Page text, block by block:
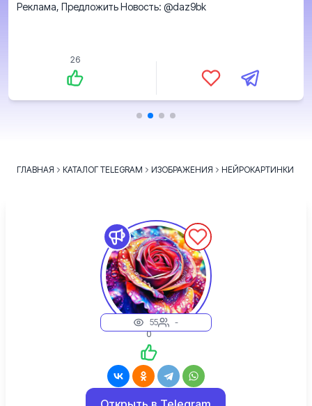
Реклама, Предложить Новость: @daz9bk
26
ГЛАВНАЯ КАТАЛОГ TELEGRAM ИЗОБРАЖЕНИЯ НЕЙРОКАРТИНКИ
55
-
0